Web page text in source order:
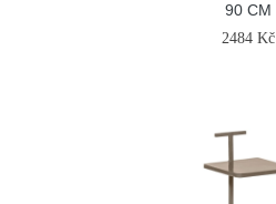
90 CM
2484 Kč